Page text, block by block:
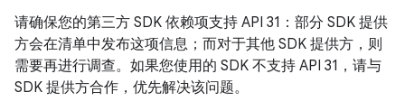
请确保您的第三方 SDK 依赖项支持 API 31：部分 SDK 提供
方会在清单中发布这项信息；而对于其他 SDK 提供方，则
需要再进行调查。如果您使用的 SDK 不支持 API 31，请与
SDK 提供方合作，优先解决该问题。